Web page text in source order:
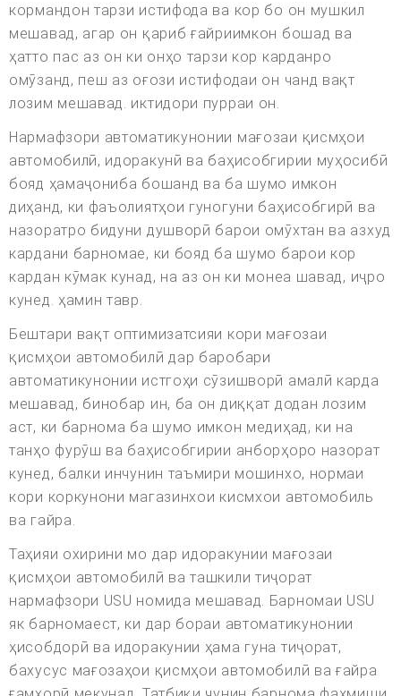
кормандон тарзи истифода ва кор бо он мушкил
мешавад, агар он қариб ғайриимкон бошад ва
ҳатто пас аз он ки онҳо тарзи кор карданро
омӯзанд, пеш аз оғози истифодаи он чанд вақт
лозим мешавад. иктидори пурраи он.
Нармафзори автоматикунонии мағозаи қисмҳои
автомобилӣ, идоракунӣ ва баҳисобгирии муҳосибӣ
бояд ҳамаҷониба бошанд ва ба шумо имкон
диҳанд, ки фаъолиятҳои гуногуни баҳисобгирӣ ва
назоратро бидуни душворӣ барои омӯхтан ва азхуд
кардани барномае, ки бояд ба шумо барои кор
кардан кӯмак кунад, на аз он ки монеа шавад, иҷро
кунед. ҳамин тавр.
Бештари вақт оптимизатсияи кори мағозаи
қисмҳои автомобилӣ дар баробари
автоматикунонии истгоҳи сӯзишворӣ амалӣ карда
мешавад, бинобар ин, ба он диққат додан лозим
аст, ки барнома ба шумо имкон медиҳад, ки на
танҳо фурӯш ва баҳисобгирии анборҳоро назорат
кунед, балки инчунин таъмири мошинхо, нормаи
кори коркунони магазинхои кисмхои автомобиль
ва гайра.
Таҳияи охирини мо дар идоракунии мағозаи
қисмҳои автомобилӣ ва ташкили тиҷорат
нармафзори USU номида мешавад. Барномаи USU
як барномаест, ки дар бораи автоматикунонии
ҳисобдорӣ ва идоракунии ҳама гуна тиҷорат,
бахусус мағозаҳои қисмҳои автомобилӣ ва ғайра